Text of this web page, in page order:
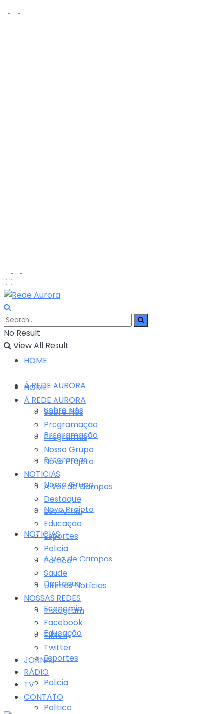
No Result
View All Result
HOME
Á REDE AURORA
Sobre Nós
Programação
Programas
Nosso Grupo
Novo Projeto
NOTICIAS
A Voz de Campos
Destaque
Economia
Educação
Esportes
Policia
Politica
HOME
Á REDE AURORA
Sobre Nós
Programação
Programas
Nosso Grupo
Novo Projeto
NOTICIAS
A Voz de Campos
Destaque
Economia
Educação
Esportes
Policia
Politica
Saude
Últimas Notícias
NOSSAS REDES
Instagram
Facebook
Tiktok
Twitter
JORNAL
RÁDIO
TV
CONTATO